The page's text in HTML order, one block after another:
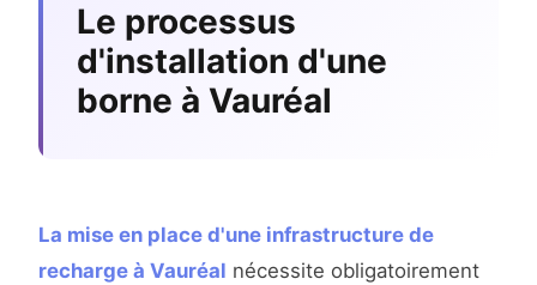
Le processus
d'installation d'une
borne à Vauréal
La mise en place d'une infrastructure de
recharge à Vauréal nécessite obligatoirement